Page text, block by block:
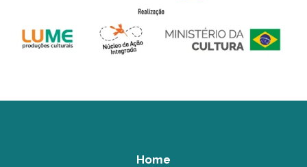
Home